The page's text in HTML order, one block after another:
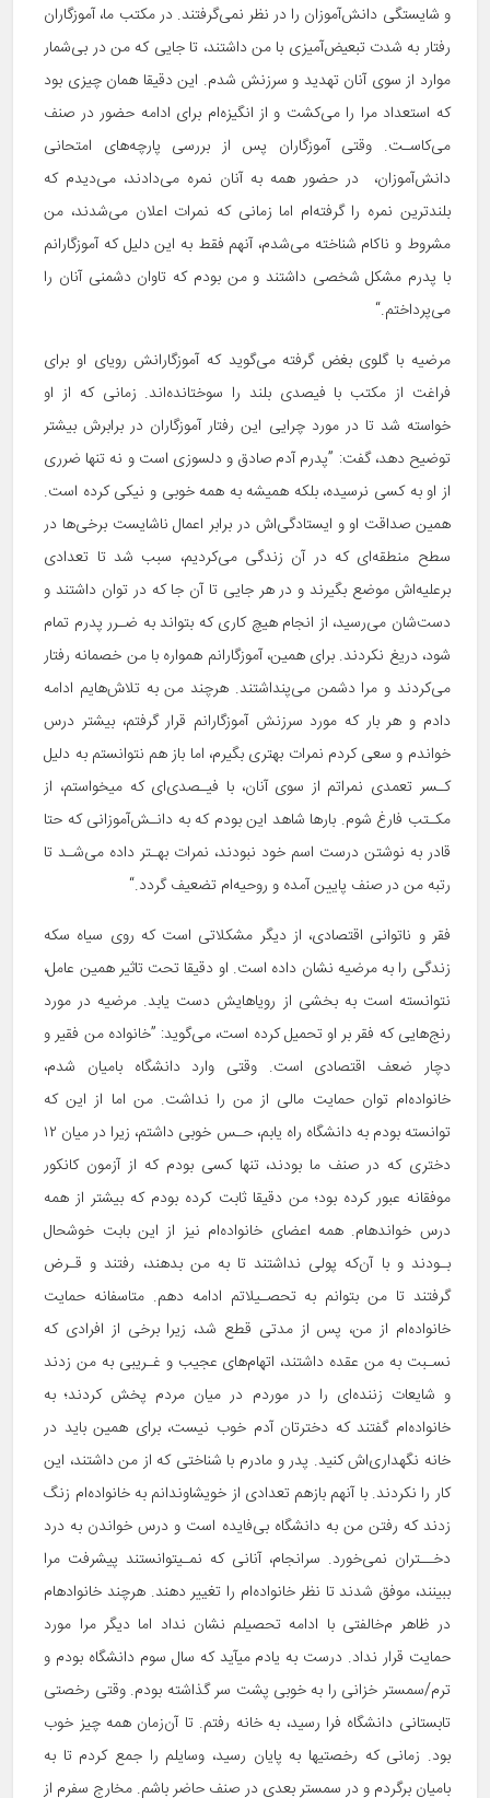
و شایستگی دانش‌آموزان را در نظر نمی‌گرفتند. در مکتب ما، آموزگاران
رفتار به شدت تبعیض‌آمیزی با من داشتند، تا جایی که من در بی‌شمار
موارد از سوی آنان تهدید و سرزنش شدم. این دقیقا همان چیزی بود
که استعداد مرا را می‌کشت و از انگیزه‌ام برای ادامه حضور در صنف
می‌کاسـت. وقتی آموزگاران پس از بررسی پارچه‌های امتحانی
دانش‌آموزان، در حضور همه به آنان نمره می‌دادند، می‌دیدم که
بلندترین نمره را گرفته‌ام اما زمانی که نمرات اعلان می‌شدند، من
مشروط و ناکام شناخته می‌شدم، آن‏هم فقط به این دلیل که آموزگارانم
با پدرم مشکل شخصی داشتند و من بودم که تاوان دشمنی آنان را
می‌پرداختم.“
مرضیه با گلوی بغض گرفته می‌گوید که آموزگارانش رویای او برای
فراغت از مکتب با فیصدی بلند را سوختانده‌اند. زمانی که از او
خواسته شد تا در مورد چرایی این رفتار آموزگاران در برابرش بیشتر
توضیح دهد، گفت: ”پدرم آدم صادق و دلسوزی است و نه تنها ضرری
از او به کسی نرسیده، بلکه همیشه به همه خوبی و نیکی کرده است.
همین صداقت او و ایستادگی‌اش در برابر اعمال ناشایست برخی‌ها در
سطح منطقه‌ای که در آن زندگی می‌کردیم، سبب شد تا تعدادی
برعلیه‌اش موضع بگیرند و در هر جایی تا آن جا که در توان داشتند و
دست‌‏شان می‌‎رسید، از انجام هیچ کاری که بتواند به ضـرر پدرم تمام
شود، دریغ نکردند. برای همین، آموزگارانم همواره با من خصمانه رفتار
می‎‌کردند و مرا دشمن می‌پنداشتند. هرچند من به تلاش‌هایم ادامه
دادم و هر بار که مورد سرزنش آموزگارانم قرار گرفتم، بیشتر درس
خواندم و سعی کردم نمرات بهتری بگیرم، اما باز هم نتوانستم به دلیل
کـسر تعمدی نمراتم از سوی آنان، با فیـصدی‌ای که می‎خواستم، از
مکـتب فارغ شوم. بارها شاهد این بودم که به دانـش‌آموزانی که حتا
قادر به نوشتن درست اسم خود نبودند، نمرات بهـتر داده می‌شـد تا
رتبه من در صنف پایین آمده و روحیه‌ام تضعیف گردد.“
فقر و ناتوانی اقتصادی، از دیگر مشکلاتی است که روی سیاه سکه
زندگی را به مرضیه نشان داده است. او دقیقا تحت تاثیر همین عامل،
نتوانسته است به بخشی از رویاهایش دست یابد. مرضیه در مورد
رنج‌هایی که فقر بر او تحمیل کرده است، می‌گوید: ”خانواده من فقیر و
دچار ضعف اقتصادی است. وقتی وارد دانشگاه بامیان شدم،
خانواد‌ه‌‎ام توان حمایت مالی از من را نداشت. من اما از این که
توانسته بودم به دانشگاه راه یابم، حـس خوبی داشتم، زیرا در میان ۱۲
دختری که در صنف ما بودند، تنها کسی بودم که از آزمون کانکور
موفقانه عبور کرده بود؛ من دقیقا ثابت کرده بودم که بیشتر از همه
درس خوانده‎ام. همه اعضای خانواده‌ام نیز از این بابت خوشحال
بـودند و با آن‌که پولی نداشتند تا به من بدهند، رفتند و قـرض
گرفتند تا من بتوانم به تحصـیلاتم ادامه دهم. متاسفانه حمایت
خانواده‌ام از من، پس از مدتی قطع شد، زیرا برخی از افرادی که
نسـبت به من عقده داشتند، اتهام‌‎های عجیب و غـریبی به من زدند
و شایعات زننده‌‏ای را در موردم در میان مردم پخش کردند؛ به
خانواده‌ام گفتند که دخترتان آدم خوب نیست، برای همین باید در
خانه نگهداری‌‎اش کنید. پدر و مادرم با شناختی که از من داشتند، این
کار را نکردند. با آن‏هم بازهم تعدادی از خویشاوندانم به خانواده‌ام زنگ
زدند که رفتن من به دانشگاه بی‌فایده است و درس خواندن به درد
دخــتران نمی‌خورد. سرانجام، آنانی که نمـی‎توانستند پیشرفت مرا
ببینند، موفق شدند تا نظر خانواده‌ام را تغییر دهند. هرچند خانواده‏ام
در ظاهر م‌خالفتی با ادامه تحصیلم نشان نداد اما دیگر مرا مورد
حمایت قرار نداد. درست به یادم می‏آید که سال سوم دانشگاه بودم و
ترم/سمستر خزانی را به خوبی پشت سر گذاشته بودم. وقتی رخصتی
تابستانی دانشگاه فرا رسید، به خانه رفتم. تا آن‌زمان همه چیز خوب
بود. زمانی که رخصتی‏ها به پایان رسید، وسایلم را جمع کردم تا به
بامیان برگردم و در سمستر بعدی در صنف حاضر باشم. مخارج سفرم از